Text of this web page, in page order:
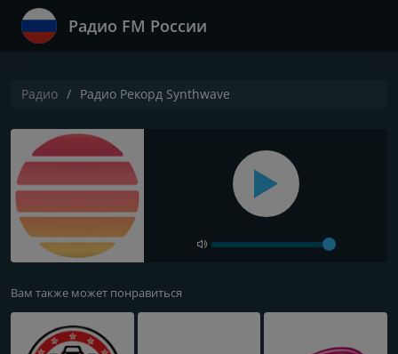
Радио FM России
Радио Радио Рекорд Synthwave
Вам также может понравиться